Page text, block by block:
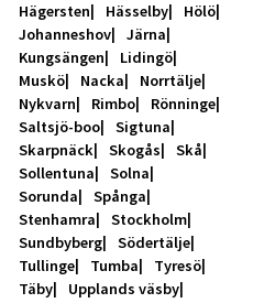
Hägersten
Hässelby
Hölö
Johanneshov
Järna
Kungsängen
Lidingö
Muskö
Nacka
Norrtälje
Nykvarn
Rimbo
Rönninge
Saltsjö-boo
Sigtuna
Skarpnäck
Skogås
Skå
Sollentuna
Solna
Sorunda
Spånga
Stenhamra
Stockholm
Sundbyberg
Södertälje
Tullinge
Tumba
Tyresö
Täby
Upplands väsby